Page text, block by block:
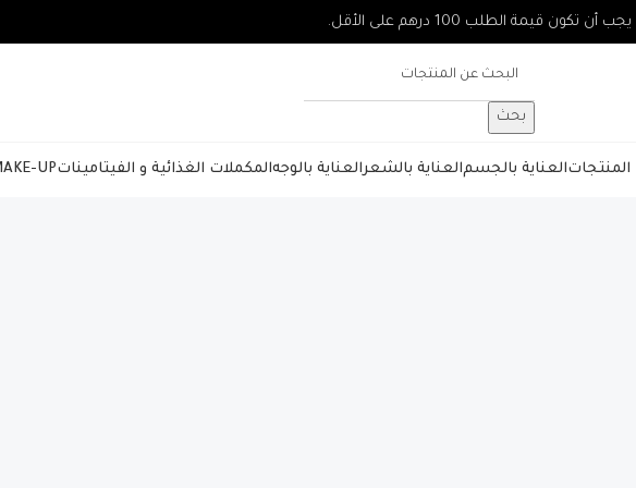
بحث
المنتجاتالعناية بالجسمالعناية بالشعرالعناية بالوجهالمكملات الغذائية و الفيتاميناتUP